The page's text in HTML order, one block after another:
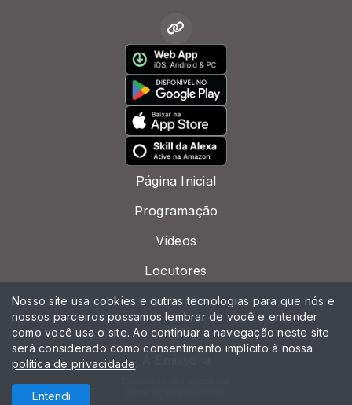
Página Inicial
Programação
Vídeos
Locutores
Notícias
Chat
Nosso site usa cookies e outras tecnologias para que nós e
nossos parceiros possamos lembrar de você e entender
como você usa o site. Ao continuar a navegação neste site
será considerado como consentimento implícito à nossa
política de privacidade.
Entendi